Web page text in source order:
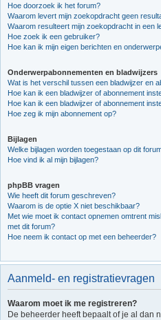
Hoe doorzoek ik het forum?
Waarom levert mijn zoekopdracht geen
Waarom resulteert mijn zoekopdracht in een
Hoe zoek ik een gebruiker?
Hoe kan ik mijn eigen berichten en
Onderwerpabonnementen en bladwijzers
Wat is het verschil tussen een bladwijzer en
Hoe kan ik een bladwijzer of abonnement
Hoe kan ik een bladwijzer of abonnement
Hoe zeg ik mijn abonnement op?
Bijlagen
Welke bijlagen worden toegestaan op dit
Hoe vind ik al mijn bijlagen?
phpBB vragen
Wie heeft dit forum geschreven?
Waarom is de optie X niet beschikbaar?
Met wie moet ik contact opnemen omtrent
met dit forum?
Hoe neem ik contact op met een beheerder?
Aanmeld- en registratievragen
Waarom moet ik me registreren?
De beheerder heeft bepaalt of je al dan